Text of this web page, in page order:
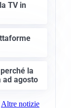
TV in
la
ad agosto
Altre notizie